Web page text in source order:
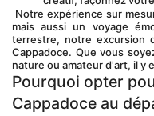
mais aussi un voyage
terrestre, notre excursion
Cappadoce. Que vous
nature ou amateur d'art, il y
Pourquoi opter
Cappadoce au